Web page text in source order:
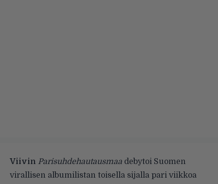
Viivin Parisuhdehautausmaa debytoi Suomen
virallisen albumilistan toisella sijalla pari viikkoa